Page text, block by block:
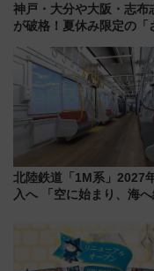
神戸・大分や大阪・志布
が破格！夏休み限定の「
ート 夕朝食ビュッフェ
快適な船旅はいかが？
北陸鉄道「1M系」2027
入へ 「空に始まり、海
神秘的なデザイン